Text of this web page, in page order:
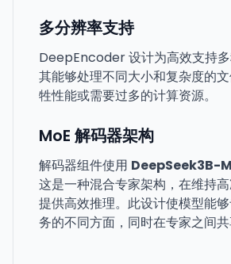
多分辨率支持
DeepEncoder 设计为高效支持
其能够处理不同大小和复杂度的
牲性能或需要过多的计算资源。
MoE 解码器架构
解码器组件使用 DeepSeek3B-
这是一种混合专家架构，在维持
提供高效推理。此设计使模型能
务的不同方面，同时在专家之间共